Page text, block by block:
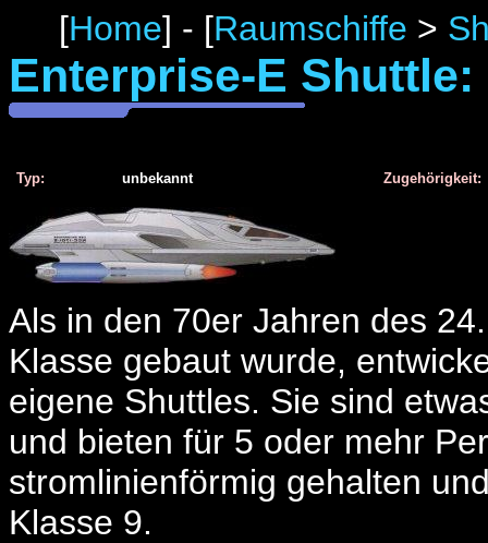
[Home] - [Raumschiffe >
Enterprise-E Shuttle:
Typ: unbekannt Zugehörigkeit:
Als in den 70er Jahren des
Klasse gebaut wurde,
eigene Shuttles. Sie sind
und bieten für 5 oder mehr
stromlinienförmig gehalten
Klasse 9.